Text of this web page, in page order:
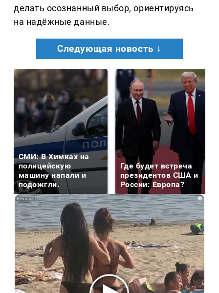
делать осознанный выбор, ориентируясь
на надёжные данные.
Следующая новость ↓
СМИ: В Химках на
полицейскую
машину напали и
подожгли.
Где будет встреча
президентов США и
России: Европа?
i